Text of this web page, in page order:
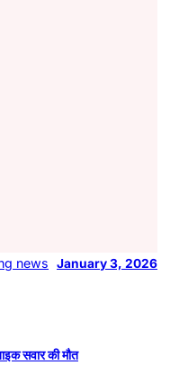
news January 3, 2026
सवार की मौत